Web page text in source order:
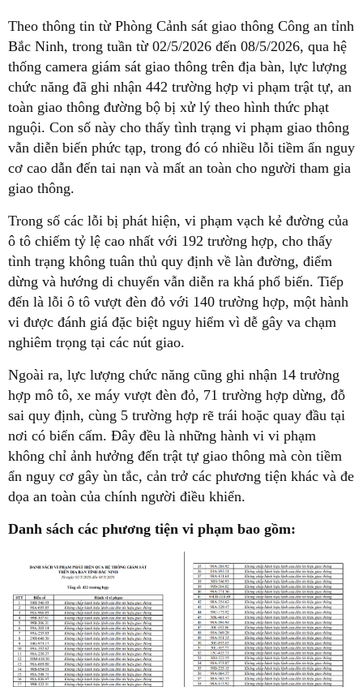
Theo thông tin từ Phòng Cảnh sát giao thông Công an tỉnh
Bắc Ninh, trong tuần từ 02/5/2026 đến 08/5/2026, qua hệ
thống camera giám sát giao thông trên địa bàn, lực lượng
chức năng đã ghi nhận 442 trường hợp vi phạm trật tự, an
toàn giao thông đường bộ bị xử lý theo hình thức phạt
nguội. Con số này cho thấy tình trạng vi phạm giao thông
vẫn diễn biến phức tạp, trong đó có nhiều lỗi tiềm ẩn nguy
cơ cao dẫn đến tai nạn và mất an toàn cho người tham gia
giao thông.
Trong số các lỗi bị phát hiện, vi phạm vạch kẻ đường của
ô tô chiếm tỷ lệ cao nhất với 192 trường hợp, cho thấy
tình trạng không tuân thủ quy định về làn đường, điểm
dừng và hướng di chuyển vẫn diễn ra khá phổ biến. Tiếp
đến là lỗi ô tô vượt đèn đỏ với 140 trường hợp, một hành
vi được đánh giá đặc biệt nguy hiểm vì dễ gây va chạm
nghiêm trọng tại các nút giao.
Ngoài ra, lực lượng chức năng cũng ghi nhận 14 trường
hợp mô tô, xe máy vượt đèn đỏ, 71 trường hợp dừng, đỗ
sai quy định, cùng 5 trường hợp rẽ trái hoặc quay đầu tại
nơi có biển cấm. Đây đều là những hành vi vi phạm
không chỉ ảnh hưởng đến trật tự giao thông mà còn tiềm
ẩn nguy cơ gây ùn tắc, cản trở các phương tiện khác và đe
dọa an toàn của chính người điều khiển.
Danh sách các phương tiện vi phạm bao gồm: